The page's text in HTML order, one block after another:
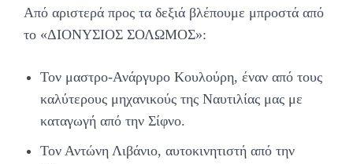
Από αριστερά προς τα δεξιά βλέπουμε μπροστά από
το «ΔΙΟΝΥΣΙΟΣ ΣΟΛΩΜΟΣ»:
Τον μαστρο-Ανάργυρο Κουλούρη, έναν από τους
καλύτερους μηχανικούς της Ναυτιλίας μας με
καταγωγή από την Σίφνο.
Τον Αντώνη Λιβάνιο, αυτοκινητιστή από την